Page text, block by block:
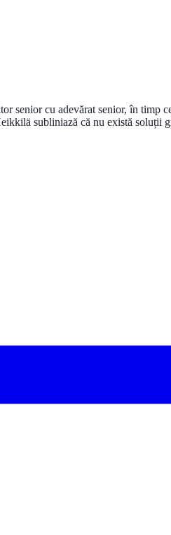
senior cu adevărat senior, în
subliniază că nu există soluții